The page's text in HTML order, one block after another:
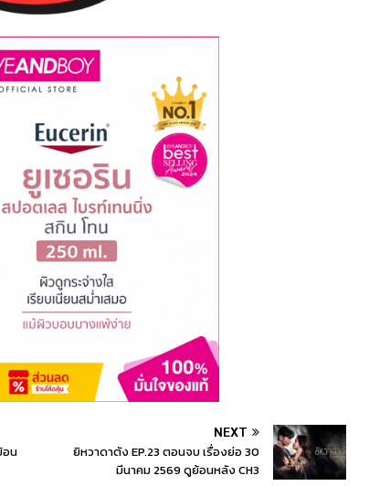
อน
NEXT
ยิหวาดาตัง EP.23 ตอนจบ เรื่องย่อ 30
มีนาคม 2569 ดูย้อนหลัง CH3